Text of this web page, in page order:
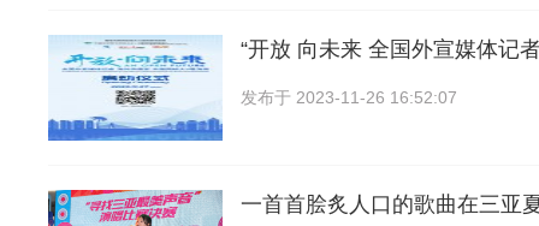
“开放 向未来 全国外宣媒体记
发布于 2023-11-26 16:52:07
一首首脍炙人口的歌曲在三亚